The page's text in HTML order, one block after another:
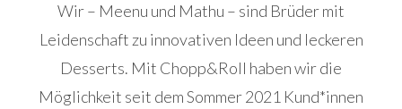
Wir – Meenu und Mathu – sind Brüder mit
Leidenschaft zu innovativen Ideen und leckeren
Desserts. Mit Chopp&Roll haben wir die
Möglichkeit seit dem Sommer 2021 Kund*innen